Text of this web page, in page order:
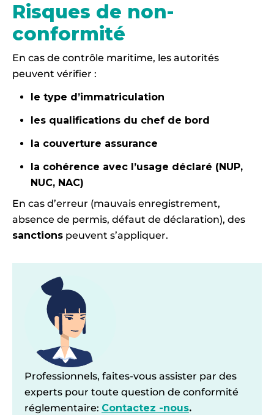
Risques de non-
conformité
En cas de contrôle maritime, les autorités
peuvent vérifier :
le type d’immatriculation
les qualifications du chef de bord
la couverture assurance
la cohérence avec l’usage déclaré (NUP,
NUC, NAC)
En cas d’erreur (mauvais enregistrement,
absence de permis, défaut de déclaration), des
sanctions peuvent s’appliquer.
Professionnels, faites-vous assister par des
experts pour toute question de conformité
réglementaire: Contactez -nous.